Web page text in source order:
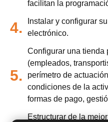
facilitan la
4.
Instalar y configurar
electrónico.
5.
Configurar una tienda
(empleados,
perímetro de
condiciones de la
formas de pago,
Estructurar de la